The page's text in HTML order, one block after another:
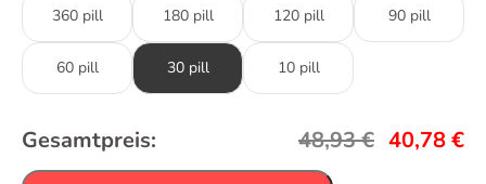
360 pill 180 pill 120 pill 90 pill
60 pill 30 pill 10 pill
Gesamtpreis: 48,93€ 40,78€